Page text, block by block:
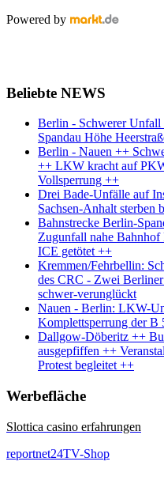
Powered by
Beliebte NEWS
Berlin - Schwerer Unfall
Spandau Höhe
Berlin - Nauen ++
++ LKW kracht auf
Vollsperrung ++
Drei Bade-Unfälle auf
Sachsen-Anhalt sterben
Bahnstrecke Berlin-
Zugunfall nahe Bahnhof
ICE getötet ++
Kremmen/Fehrbellin:
des CRC - Zwei
schwer-verunglückt
Nauen - Berlin: LKW-
Komplettsperrung der
Dallgow-Döberitz ++
ausgepfiffen ++
Protest begleitet ++
Werbefläche
Slottica casino erfahrungen
reportnet24TV-Shop